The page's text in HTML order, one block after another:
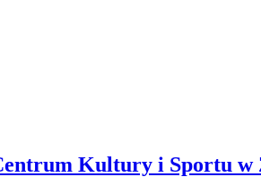
Kultury i Sportu w